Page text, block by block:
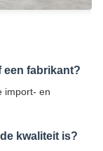
een fabrikant?
import- en
kwaliteit is?